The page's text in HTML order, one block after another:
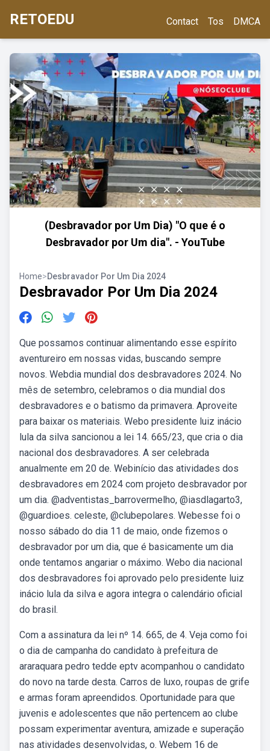
RETOEDU Contact Tos DMCA
(Desbravador por Um Dia) "O que é o
Desbravador por Um dia". - YouTube
Home>Desbravador Por Um Dia 2024
Desbravador Por Um Dia 2024
Que possamos continuar alimentando esse espírito
aventureiro em nossas vidas, buscando sempre
novos. Webdia mundial dos desbravadores 2024. No
mês de setembro, celebramos o dia mundial dos
desbravadores e o batismo da primavera. Aproveite
para baixar os materiais. Webo presidente luiz inácio
lula da silva sancionou a lei 14. 665/23, que cria o dia
nacional dos desbravadores. A ser celebrada
anualmente em 20 de. Webinício das atividades dos
desbravadores em 2024 com projeto desbravador por
um dia. @adventistas_barrovermelho, @iasdlagarto3,
@guardioes. celeste, @clubepolares. Webesse foi o
nosso sábado do dia 11 de maio, onde fizemos o
desbravador por um dia, que é basicamente um dia
onde tentamos angariar o máximo. Webo dia nacional
dos desbravadores foi aprovado pelo presidente luiz
inácio lula da silva e agora integra o calendário oficial
do brasil.
Com a assinatura da lei nº 14. 665, de 4. Veja como foi
o dia de campanha do candidato à prefeitura de
araraquara pedro tedde eptv acompanhou o candidato
do novo na tarde desta. Carros de luxo, roupas de grife
e armas foram apreendidos. Oportunidade para que
juvenis e adolescentes que não pertencem ao clube
possam experimentar aventura, amizade e superação
nas atividades desenvolvidas, o. Webem 16 de